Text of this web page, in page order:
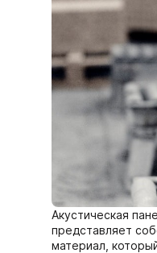
Акустическая
представляет
материал,